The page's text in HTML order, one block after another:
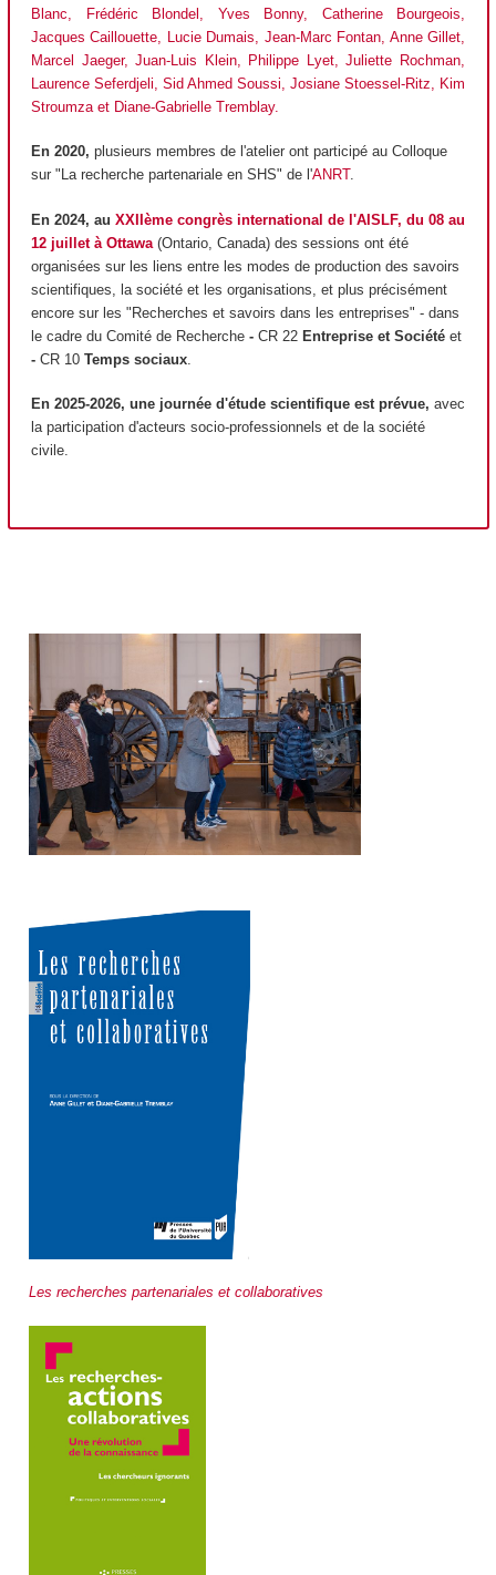
Blanc, Frédéric Blondel, Yves Bonny, Catherine Bourgeois,
Jacques Caillouette, Lucie Dumais, Jean-Marc Fontan, Anne Gillet,
Marcel Jaeger, Juan-Luis Klein, Philippe Lyet, Juliette Rochman,
Laurence Seferdjeli, Sid Ahmed Soussi, Josiane Stoessel-Ritz, Kim
Stroumza et Diane-Gabrielle Tremblay.
En 2020, plusieurs membres de l'atelier ont participé au Colloque
sur "La recherche partenariale en SHS" de l'ANRT.
En 2024, au XXIIème congrès international de l'AISLF, du 08 au
12 juillet à Ottawa (Ontario, Canada) des sessions ont été
organisées sur les liens entre les modes de production des savoirs
scientifiques, la société et les organisations, et plus précisément
encore sur les "Recherches et savoirs dans les entreprises" - dans
le cadre du Comité de Recherche - CR 22 Entreprise et Société et
- CR 10 Temps sociaux
En 2025-2026, une journée d'étude scientifique est prévue, avec
la participation d'acteurs socio-professionnels et de la société
civile.
Les recherches partenariales et collaboratives